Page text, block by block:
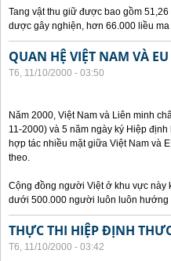
Tang vật thu giữ được bao gồm
dược gây nghiện, hơn 66.000 liều
QUAN HỆ VIỆT NAM VÀ
T6, 11/10/2000 - 03:50
Năm 2000, Việt Nam và Liên minh
11-2000) và 5 năm ngày ký Hiệp
hợp tác nhiều mặt giữa Việt Nam và
theo.
Cộng đồng người Việt ở khu vực này
dưới 500.000 người luôn luôn hướng
THỰC THI HIỆP ĐỊNH
T6, 11/10/2000 - 03:42